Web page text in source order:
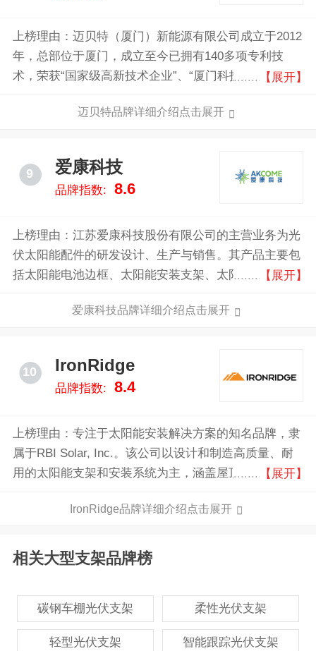
上榜理由：迈贝特（厦门）新能源有限公司成立于2012
年，总部位于厦门，成立至今已拥有140多项专利技
术，荣获“国家级高新技术企业”、“厦门科技小巨人领军
和SGS等认证，拥有自主知识产权，始终致力于推动光
【展开】
迈贝特品牌详细介绍点击展开
9 爱康科技
品牌指数: 8.6
上榜理由：江苏爱康科技股份有限公司的主营业务为光
伏太阳能配件的研发设计、生产与销售。其产品主要包
括太阳能电池边框、太阳能安装支架、太阳能电池板
【展开】
爱康科技品牌详细介绍点击展开
10 IronRidge
品牌指数: 8.4
上榜理由：专注于太阳能安装解决方案的知名品牌，隶
属于RBI Solar, Inc.。该公司以设计和制造高质量、耐
用的太阳能支架和安装系统为主，涵盖屋顶和地面安装
IronRidge致力于创新技术，提供可靠的安装方案，确保
为行业中的领先品牌，IronRidge不断推动太阳能系统效
【展开】
IronRidge品牌详细介绍点击展开
相关大型支架品牌榜
碳钢车棚光伏支架 柔性光伏支架
轻型光伏支架 智能跟踪光伏支架